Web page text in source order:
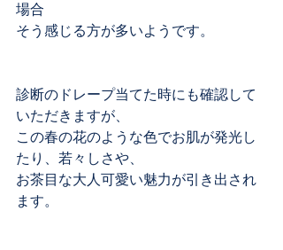
場合
そう感じる方が多いようです。
診断のドレープ当てた時にも確認して
いただきますが、
この春の花のような色でお肌が発光し
たり、若々しさや、
お茶目な大人可愛い魅力が引き出され
ます。